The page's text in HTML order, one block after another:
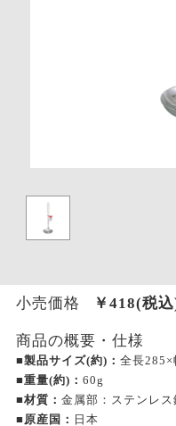
小売価格 ￥ 418(税込
商品の概要・仕様
■製品サイズ(約)： 全長285×
■重量(約)： 60g
■材質： 金属部：ステンレ
■原産国： 日本